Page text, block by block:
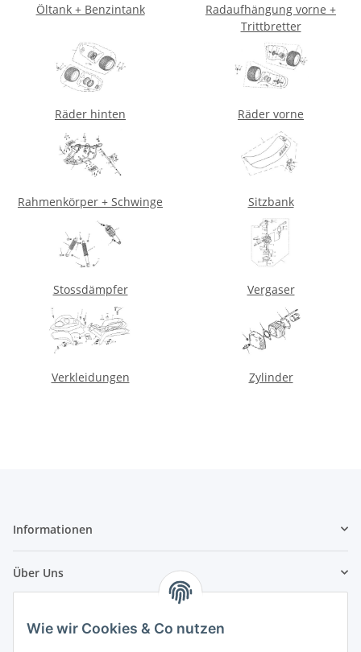
Öltank + Benzintank
Radaufhängung vorne +
Trittbretter
Räder hinten Räder vorne
Rahmenkörper + Schwinge Sitzbank
Stossdämpfer Vergaser
Verkleidungen Zylinder
Informationen
Über Uns
Wie wir Cookies & Co nutzen